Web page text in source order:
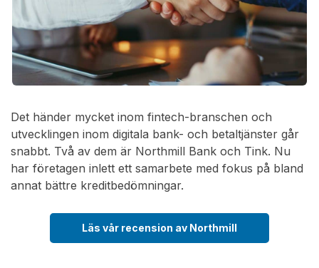
Det händer mycket inom fintech-branschen och
utvecklingen inom digitala bank- och betaltjänster går
snabbt. Två av dem är Northmill Bank och Tink. Nu
har företagen inlett ett samarbete med fokus på bland
annat bättre kreditbedömningar.
Läs vår recension av Northmill